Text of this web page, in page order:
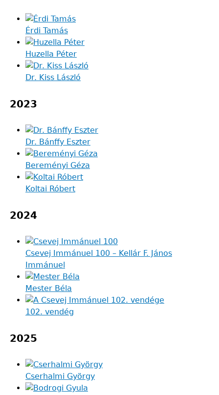
Érdi Tamás
Huzella Péter
Dr. Kiss László
2023
Dr. Bánffy Eszter
Bereményi Géza
Koltai Róbert
2024
Csevej Immánuel 100 – Kellár F. János
Immánuel
Mester Béla
102. vendég
2025
Cserhalmi György